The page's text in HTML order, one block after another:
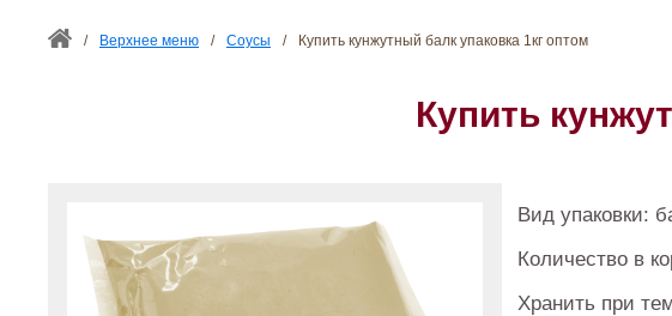
/ Верхнее меню / Соусы / Купить кунжутный балк упаковка 1кг оптом
Купить
Вид упаковки:
Количество в
Хранить при